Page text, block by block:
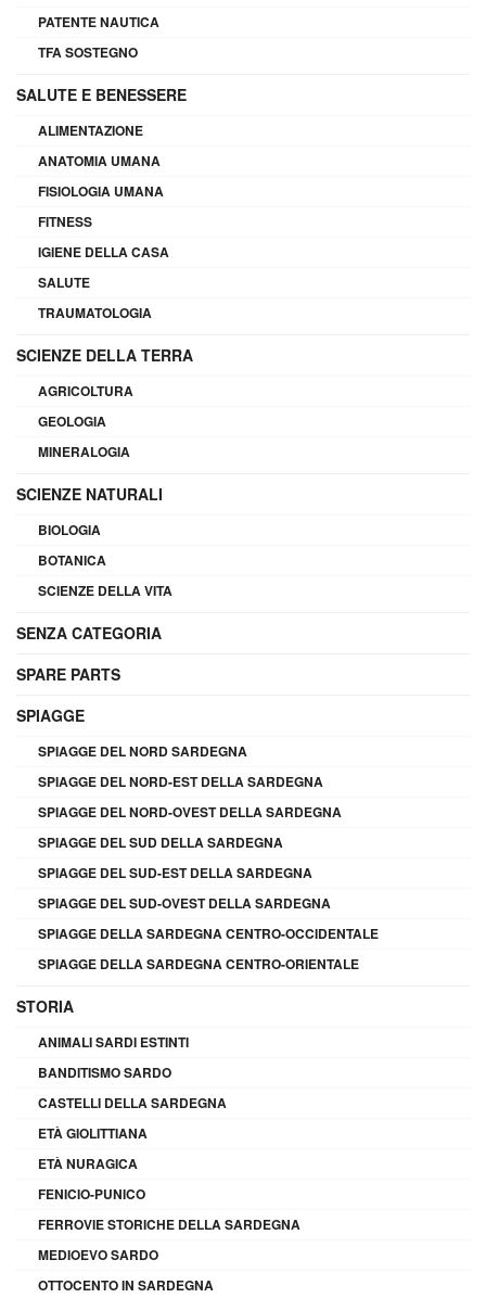
PATENTE NAUTICA
TFA SOSTEGNO
SALUTE E BENESSERE
ALIMENTAZIONE
ANATOMIA UMANA
FISIOLOGIA UMANA
FITNESS
IGIENE DELLA CASA
SALUTE
TRAUMATOLOGIA
SCIENZE DELLA TERRA
AGRICOLTURA
GEOLOGIA
MINERALOGIA
SCIENZE NATURALI
BIOLOGIA
BOTANICA
SCIENZE DELLA VITA
SENZA CATEGORIA
SPARE PARTS
SPIAGGE
SPIAGGE DEL NORD SARDEGNA
SPIAGGE DEL NORD-EST DELLA SARDEGNA
SPIAGGE DEL NORD-OVEST DELLA SARDEGNA
SPIAGGE DEL SUD DELLA SARDEGNA
SPIAGGE DEL SUD-EST DELLA SARDEGNA
SPIAGGE DEL SUD-OVEST DELLA SARDEGNA
SPIAGGE DELLA SARDEGNA CENTRO-OCCIDENTALE
SPIAGGE DELLA SARDEGNA CENTRO-ORIENTALE
STORIA
ANIMALI SARDI ESTINTI
BANDITISMO SARDO
CASTELLI DELLA SARDEGNA
ETÀ GIOLITTIANA
ETÀ NURAGICA
FENICIO-PUNICO
FERROVIE STORICHE DELLA SARDEGNA
MEDIOEVO SARDO
OTTOCENTO IN SARDEGNA